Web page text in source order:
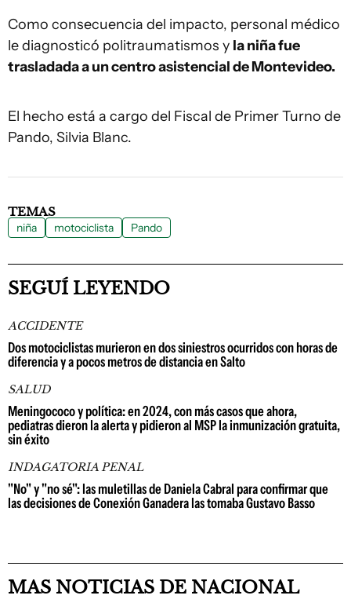
Como consecuencia del impacto, personal médico
le diagnosticó politraumatismos y la niña fue
trasladada a un centro asistencial de Montevideo.
El hecho está a cargo del Fiscal de Primer Turno de
Pando, Silvia Blanc.
TEMAS
niña motociclista Pando
SEGUÍ LEYENDO
ACCIDENTE
Dos motociclistas murieron en dos siniestros ocurridos con horas de
diferencia y a pocos metros de distancia en Salto
SALUD
Meningococo y política: en 2024, con más casos que ahora,
pediatras dieron la alerta y pidieron al MSP la inmunización gratuita,
sin éxito
INDAGATORIA PENAL
"No" y "no sé": las muletillas de Daniela Cabral para confirmar que
las decisiones de Conexión Ganadera las tomaba Gustavo Basso
MAS NOTICIAS DE NACIONAL